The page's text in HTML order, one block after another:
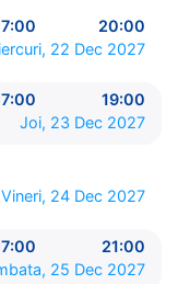
20:00
22 Dec 2027
19:00
Joi, 23 Dec 2027
Vineri, 24 Dec 2027
21:00
25 Dec 2027